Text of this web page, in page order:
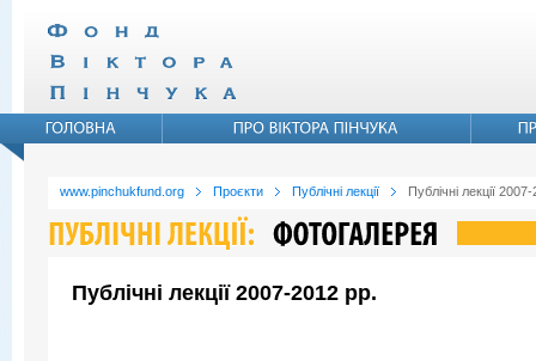
www.pinchukfund.org Проєкти Публічні лекції Публічні лекції
Публічні лекції 2007-2012 рр.